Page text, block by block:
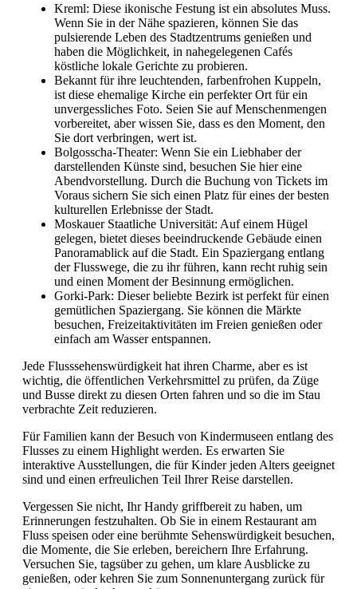
Kreml: Diese ikonische Festung ist ein absolutes Muss.
Wenn Sie in der Nähe spazieren, können Sie das
pulsierende Leben des Stadtzentrums genießen und
haben die Möglichkeit, in nahegelegenen Cafés
köstliche lokale Gerichte zu probieren.
Bekannt für ihre leuchtenden, farbenfrohen Kuppeln,
ist diese ehemalige Kirche ein perfekter Ort für ein
unvergessliches Foto. Seien Sie auf Menschenmengen
vorbereitet, aber wissen Sie, dass es den Moment, den
Sie dort verbringen, wert ist.
Bolgosscha-Theater: Wenn Sie ein Liebhaber der
darstellenden Künste sind, besuchen Sie hier eine
Abendvorstellung. Durch die Buchung von Tickets im
Voraus sichern Sie sich einen Platz für eines der besten
kulturellen Erlebnisse der Stadt.
Moskauer Staatliche Universität: Auf einem Hügel
gelegen, bietet dieses beeindruckende Gebäude einen
Panoramablick auf die Stadt. Ein Spaziergang entlang
der Flusswege, die zu ihr führen, kann recht ruhig sein
und einen Moment der Besinnung ermöglichen.
Gorki-Park: Dieser beliebte Bezirk ist perfekt für einen
gemütlichen Spaziergang. Sie können die Märkte
besuchen, Freizeitaktivitäten im Freien genießen oder
einfach am Wasser entspannen.
Jede Flusssehenswürdigkeit hat ihren Charme, aber es ist
wichtig, die öffentlichen Verkehrsmittel zu prüfen, da Züge
und Busse direkt zu diesen Orten fahren und so die im Stau
verbrachte Zeit reduzieren.
Für Familien kann der Besuch von Kindermuseen entlang des
Flusses zu einem Highlight werden. Es erwarten Sie
interaktive Ausstellungen, die für Kinder jeden Alters geeignet
sind und einen erfreulichen Teil Ihrer Reise darstellen.
Vergessen Sie nicht, Ihr Handy griffbereit zu haben, um
Erinnerungen festzuhalten. Ob Sie in einem Restaurant am
Fluss speisen oder eine berühmte Sehenswürdigkeit besuchen,
die Momente, die Sie erleben, bereichern Ihre Erfahrung.
Versuchen Sie, tagsüber zu gehen, um klare Ausblicke zu
genießen, oder kehren Sie zum Sonnenuntergang zurück für